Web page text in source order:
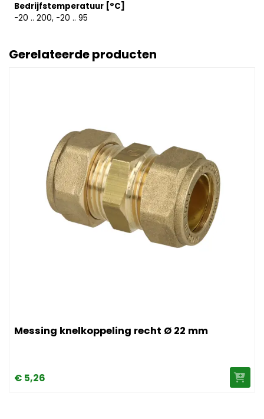
Bedrijfstemperatuur [°C]
-20 .. 200, -20 .. 95
Gerelateerde producten
Messing knelkoppeling recht Ø 22 mm
€ 5,26